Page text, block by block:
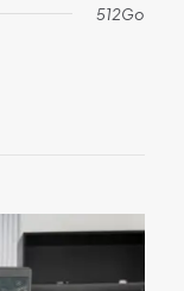
512Go